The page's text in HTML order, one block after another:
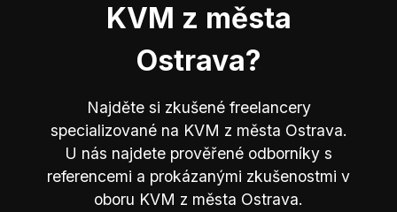
KVM z města
Ostrava?
Najděte si zkušené freelancery
specializované na KVM z města Ostrava.
U nás najdete prověřené odborníky s
referencemi a prokázanými zkušenostmi v
oboru KVM z města Ostrava.